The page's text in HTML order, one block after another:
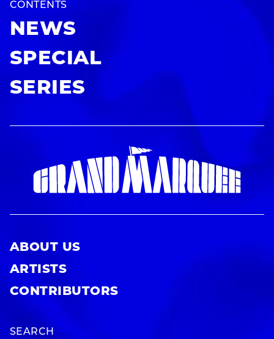
CONTENTS
NEWS
SPECIAL
SERIES
ABOUT US
ARTISTS
CONTRIBUTORS
SEARCH